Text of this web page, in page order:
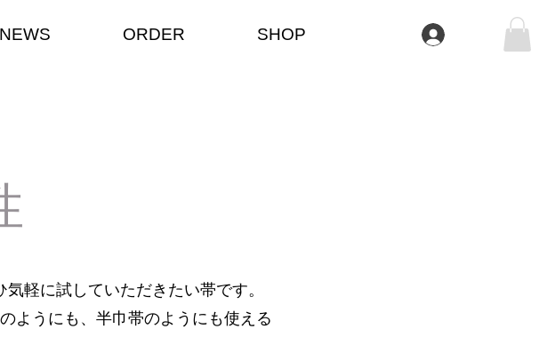
NEWS ORDER SHOP Se connecter
軽に試していただきたい帯です。
ようにも、半巾帯のようにも使える